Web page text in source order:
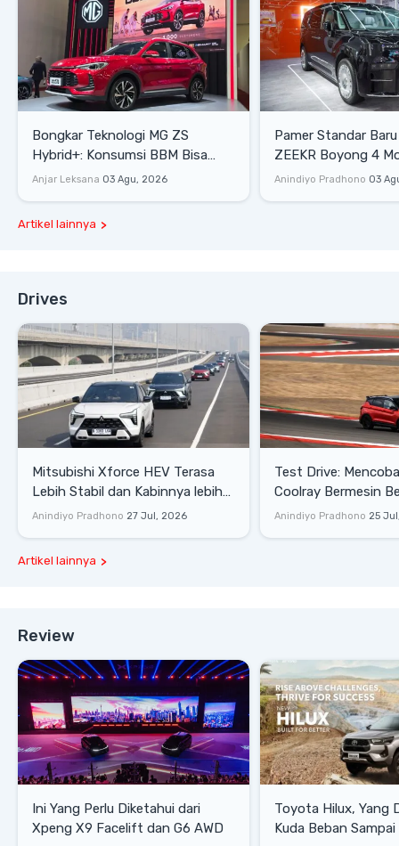
Bongkar Teknologi MG ZS
Hybrid+: Konsumsi BBM Bisa
Tembus 27,7 Km/Liter
Anjar Leksana 03 Agu, 2026
Pamer Standar
ZEEKR Boyong 4
Mewah di GIIAS
Anindiyo Pradhono 03
Artikel lainnya
Drives
Mitsubishi Xforce HEV Terasa
Lebih Stabil dan Kabinnya lebih
Senyap
Anindiyo Pradhono 27 Jul, 2026
Test Drive: Mencoba Geely
Coolray Bermesin
di Sirkuit Mandalika
Anindiyo Pradhono 25
Artikel lainnya
Review
Ini Yang Perlu Diketahui dari
Xpeng X9 Facelift dan G6 AWD
Toyota Hilux, Yang
Kuda Beban